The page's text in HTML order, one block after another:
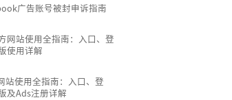
广告账号被封申诉指南
网站使用全指南：入口、登
使用详解
站使用全指南：入口、登
及Ads注册详解